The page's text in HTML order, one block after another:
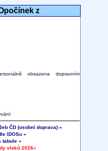
z
obsazena dopravním
ČD (osobní doprava) »
IDOSu »
tabule »
vlaků 2026»